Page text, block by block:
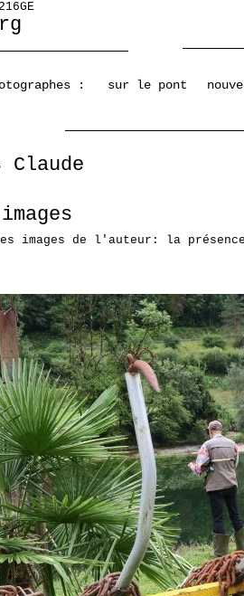
: sur le pont
Claude
images de l'auteur: la